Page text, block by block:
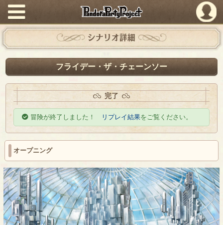
PandoraPartyProject
シナリオ詳細
フライデー・ザ・チェーンソー
完了
冒険が終了しました！ リプレイ結果をご覧ください。
オープニング